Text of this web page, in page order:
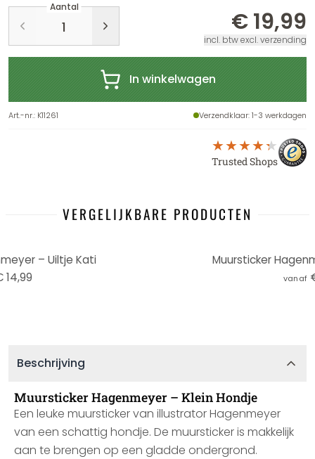
Aantal
€ 19,99
incl. btw excl. verzending
In winkelwagen
Art.-nr.: K11261 Verzendklaar: 1-3 werkdagen
Trusted Shops
VERGELIJKBARE PRODUCTEN
– Uiltje Kati
14,99
Muursticker
vanaf
Beschrijving
Muursticker Hagenmeyer – Klein Hondje
Een leuke muursticker van illustrator Hagenmeyer
van een schattig hondje. De muursticker is makkelijk
aan te brengen op een gladde ondergrond.